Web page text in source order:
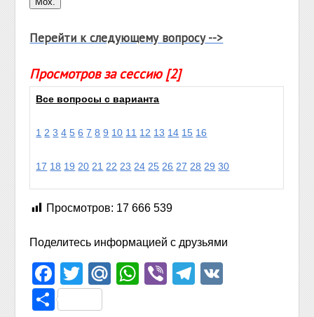
Перейти к следующему вопросу -->
Просмотров за сессию [2]
Все вопросы с варианта
1 2 3 4 5 6 7 8 9 10 11 12 13 14 15 16
17 18 19 20 21 22 23 24 25 26 27 28 29 30
Просмотров: 17 666 539
Поделитесь информацией с друзьями
Facebook
TwitterMail.Ru
WhatsApp
ViberTelegram
Отправить